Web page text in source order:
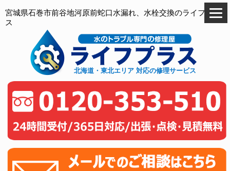
宮城県石巻市前谷地河原前蛇口水漏れ、水栓交換のライフプラ
ス
北海道・東北エリア 対応の修理サービス